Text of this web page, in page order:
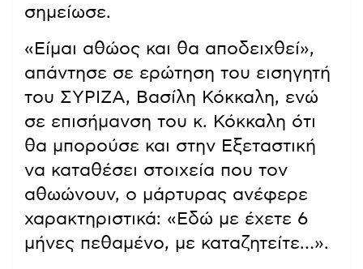
σημείωσε.
«Είμαι αθώος και θα αποδειχθεί»,
απάντησε σε ερώτηση του εισηγητή
του ΣΥΡΙΖΑ, Βασίλη Κόκκαλη, ενώ
σε επισήμανση του κ. Κόκκαλη ότι
θα μπορούσε και στην Εξεταστική
να καταθέσει στοιχεία που τον
αθωώνουν, ο μάρτυρας ανέφερε
χαρακτηριστικά: «Εδώ με έχετε 6
μήνες πεθαμένο, με καταζητείτε…».